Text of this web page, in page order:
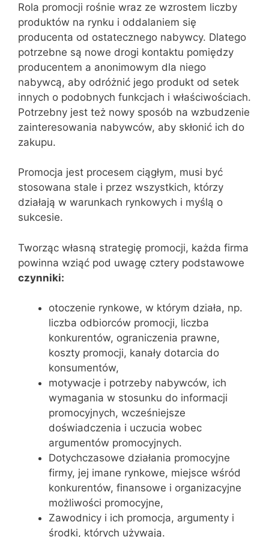
Rola promocji rośnie wraz ze wzrostem liczby
produktów na rynku i oddalaniem się
producenta od ostatecznego nabywcy. Dlatego
potrzebne są nowe drogi kontaktu pomiędzy
producentem a anonimowym dla niego
nabywcą, aby odróżnić jego produkt od setek
innych o podobnych funkcjach i właściwościach.
Potrzebny jest też nowy sposób na wzbudzenie
zainteresowania nabywców, aby skłonić ich do
zakupu.
Promocja jest procesem ciągłym, musi być
stosowana stale i przez wszystkich, którzy
działają w warunkach rynkowych i myślą o
sukcesie.
Tworząc własną strategię promocji, każda firma
powinna wziąć pod uwagę cztery podstawowe
czynniki:
otoczenie rynkowe, w którym działa, np.
liczba odbiorców promocji, liczba
konkurentów, ograniczenia prawne,
koszty promocji, kanały dotarcia do
konsumentów,
motywacje i potrzeby nabywców, ich
wymagania w stosunku do informacji
promocyjnych, wcześniejsze
doświadczenia i uczucia wobec
argumentów promocyjnych.
Dotychczasowe działania promocyjne
firmy, jej imane rynkowe, miejsce wśród
konkurentów, finansowe i organizacyjne
możliwości promocyjne,
Zawodnicy i ich promocja, argumenty i
środki, których używają.